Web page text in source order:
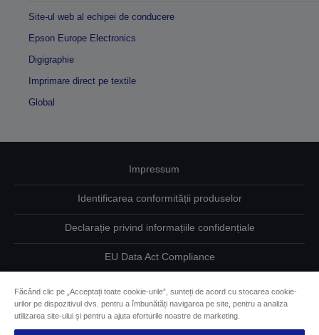
Site-ul web al echipei de conducere
Epson Europe Electronics
Digigraphie
Imprimare direct pe textile
Global
Impressum
Identificarea conformității produselor
Declarație privind informațiile confidențiale
EU Data Act Compliance
Informaţii despre modulele cookie
Făcând clic pe „Acceptați toate cookie-urile”, sunteți de acord cu stocarea cookie-
urilor pe dispozitivul dvs. pentru a îmbunătăți navigarea pe site, pentru a analiza
utilizarea site-ului și pentru a ajuta eforturile noastre de marketing.